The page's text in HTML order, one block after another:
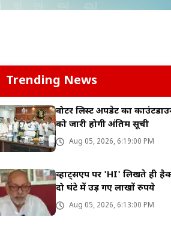
Trending News
वोटर लिस्ट अपडेट का
को जारी होगी अंतिम सूची
Aug 05, 2026, 6:19:00 PM
व्हाट्सएप पर 'HI' लिखते ही
दो घंटे में उड़ गए लाखों रुपये
Aug 05, 2026, 6:13:00 PM